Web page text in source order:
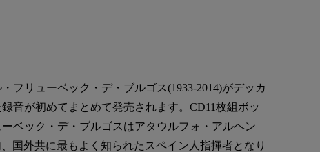
フリューベック・デ・ブルゴス(1933-2014)がデッカ
音が初めてまとめて発売されます。CD11枚組ボッ
ベック・デ・ブルゴスはアタウルフォ・アルヘン
国外共に最もよく知られたスペイン人指揮者となり